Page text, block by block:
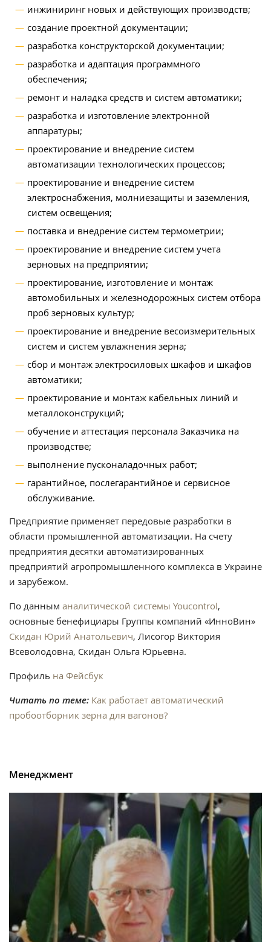
инжиниринг новых и действующих производств;
создание проектной документации;
разработка конструкторской документации;
разработка и адаптация программного
обеспечения;
ремонт и наладка средств и систем автоматики;
разработка и изготовление электронной
аппаратуры;
проектирование и внедрение систем
автоматизации технологических процессов;
проектирование и внедрение систем
электроснабжения, молниезащиты и заземления,
систем освещения;
поставка и внедрение систем термометрии;
проектирование и внедрение систем учета
зерновых на предприятии;
проектирование, изготовление и монтаж
автомобильных и железнодорожных систем отбора
проб зерновых культур;
проектирование и внедрение весоизмерительных
систем и систем увлажнения зерна;
сбор и монтаж электросиловых шкафов и шкафов
автоматики;
проектирование и монтаж кабельных линий и
металлоконструкций;
обучение и аттестация персонала Заказчика на
производстве;
выполнение пусконаладочных работ;
гарантийное, послегарантийное и сервисное
обслуживание.
Предприятие применяет передовые разработки в
области промышленной автоматизации. На счету
предприятия десятки автоматизированных
предприятий агропромышленного комплекса в Украине
и зарубежом.
По данным аналитической системы Youcontrol,
основные бенефициары Группы компаний «ИнноВин»
Скидан Юрий Анатольевич, Лисогор Виктория
Всеволодовна, Скидан Ольга Юрьевна.
Профиль на Фейсбук
Читать по теме: Как работает автоматический
пробоотборник зерна для вагонов?
Менеджмент